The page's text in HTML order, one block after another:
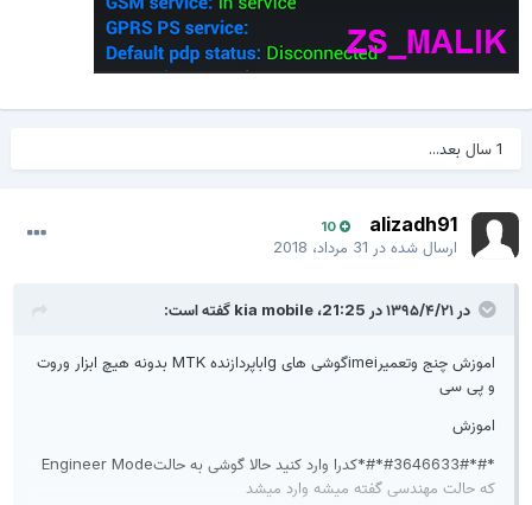
alizadh91
10
ارسال شده در31 مرداد، 2018
در ۱۳۹۵/۴/۲۱ در 21:25، kia mobileگفته است:
اموزش چنج وتعمیرimeiگوشی های lgباپردازنده MTK بدونه هیچ ابزار وروت
و پی سی
اموزش
*#*#3646633#*#*کدرا وارد کنید حالا گوشی به حالتEngineer Mode
که حالت مهندسی گفته میشه وارد میشد